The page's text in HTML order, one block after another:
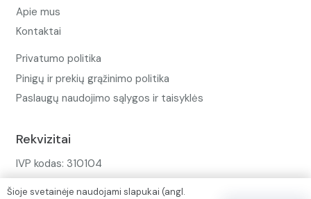
Apie mus
Kontaktai
Privatumo politika
Pinigų ir prekių grąžinimo politika
Paslaugų naudojimo sąlygos ir taisyklės
Rekvizitai
IVP kodas: 310104
Šioje svetainėje naudojami slapukai (angl.